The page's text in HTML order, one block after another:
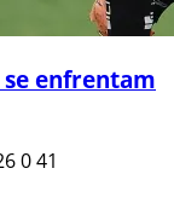
enfrentam
041